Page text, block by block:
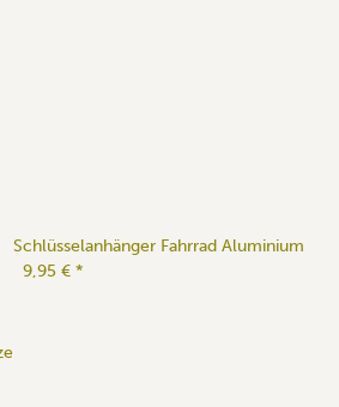
Schlüsselanhänger Fahrrad Aluminium
9,95 € *